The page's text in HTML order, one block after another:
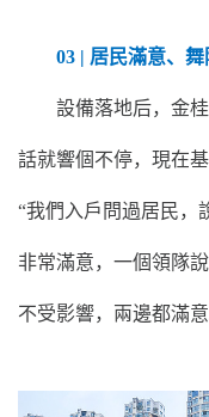
03 | 居民滿意、
設備落地后，金桂
話就響個不停，現在
“我們入戶問過居民，
非常滿意，一個領隊
不受影響，兩邊都滿